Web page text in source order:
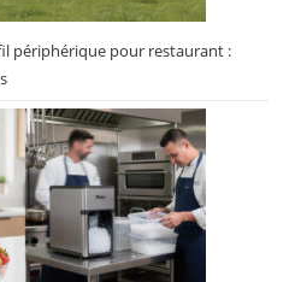
périphérique pour restaurant :